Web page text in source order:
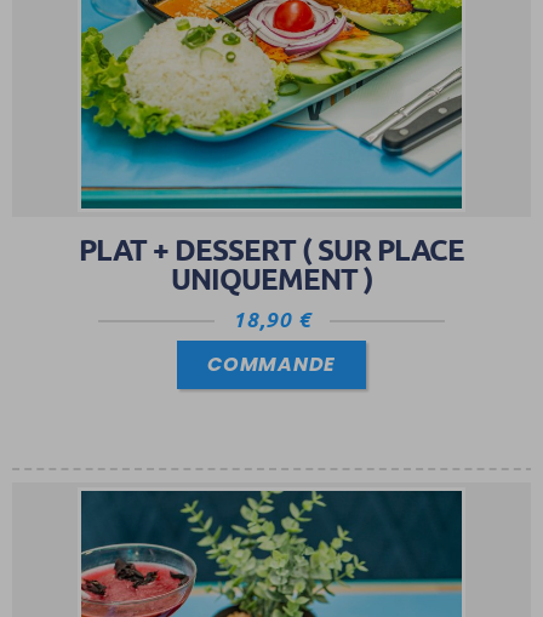
PLAT + DESSERT ( SUR PLACE
UNIQUEMENT )
18,90 €
COMMANDE